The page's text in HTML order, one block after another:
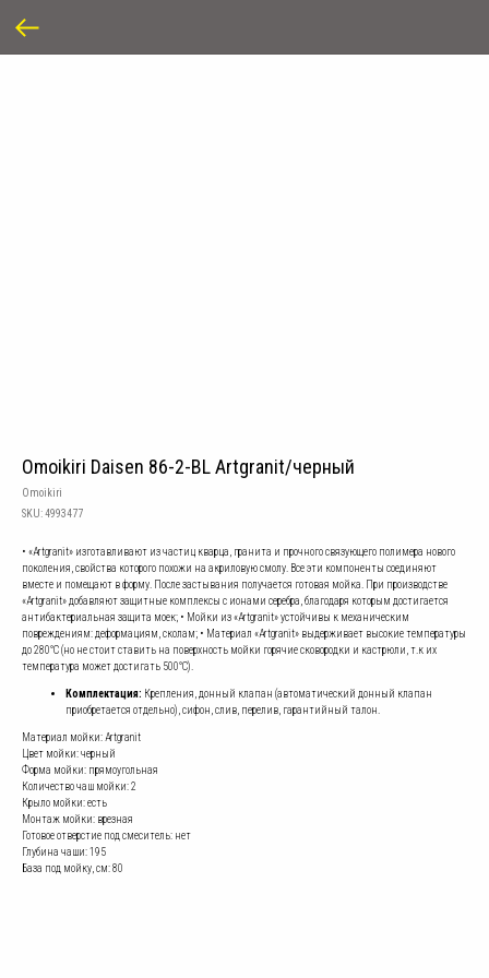
Omoikiri Daisen 86-2-BL Artgranit/черный
Omoikiri
SKU:4993477
• «Artgranit» изготавливают из частиц кварца, гранита и прочного связующего полимера нового
поколения, свойства которого похожи на акриловую смолу. Все эти компоненты соединяют
вместе и помещают в форму. После застывания получается готовая мойка. При производстве
«Artgranit» добавляют защитные комплексы с ионами серебра, благодаря которым достигается
антибактериальная защита моек; • Мойки из «Artgranit» устойчивы к механическим
повреждениям: деформациям, сколам; • Материал «Artgranit» выдерживает высокие температуры
до 280°С (но не стоит ставить на поверхность мойки горячие сковородки и кастрюли, т.к их
температура может достигать 500°С).
Комплектация: Крепления, донный клапан (автоматический донный клапан
приобретается отдельно), сифон, слив, перелив, гарантийный талон.
Материал мойки: Artgranit
Цвет мойки: черный
Форма мойки: прямоугольная
Количество чаш мойки: 2
Крыло мойки: есть
Монтаж мойки: врезная
Готовое отверстие под смеситель: нет
Глубина чаши: 195
База под мойку, см: 80